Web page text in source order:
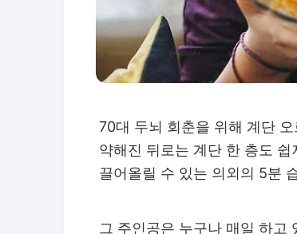
70대 두뇌 회춘을 위해 계단
약해진 뒤로는 계단 한 층도
끌어올릴 수 있는 의외의 5분
그 주인공은 누구나 매일 하고